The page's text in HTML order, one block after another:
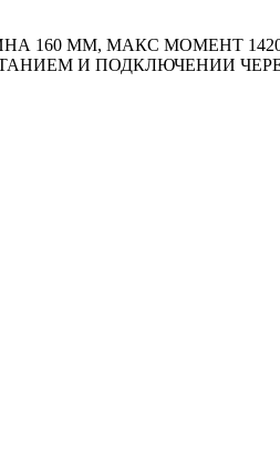
160 ММ, МАКС МОМЕНТ
И ПОДКЛЮЧЕНИИ